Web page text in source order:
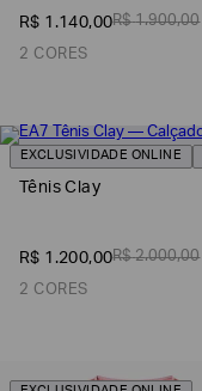
R$ 1 .140,00R$ 1.900,00
2 CORES
EXCLUSIVIDADE ONLINE
Tênis Clay
R$ 1 .200,00R$ 2.000,00
2 CORES